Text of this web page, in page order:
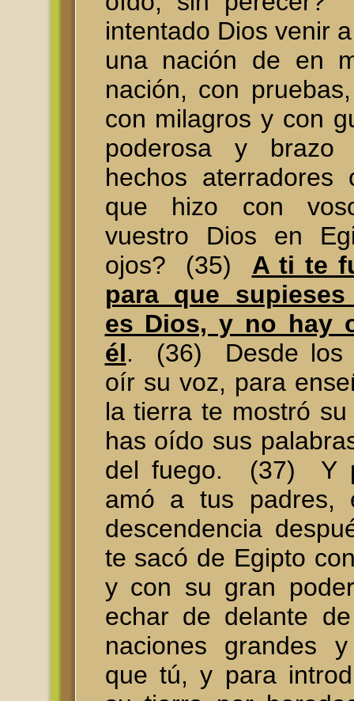
intentado Dios venir
una nación de en
nación, con
con milagros y con
poderosa y brazo
hechos aterradores
que hizo con
vuestro Dios en
ojos? (35) A ti te
para que
es Dios, y no hay
él. (36) Desde los
oír su voz, para
la tierra te mostró
has oído sus
del fuego. (37) Y
amó a tus padres,
descendencia
te sacó de Egipto
y con su gran
echar de delante
naciones grandes
que tú, y para